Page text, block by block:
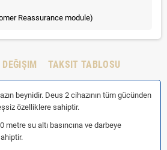
Reassurance module)
TAKSIT TABLOSU
beynidir. Deus 2 cihazının tüm gücünden
özelliklere sahiptir.
metre su altı basıncına ve darbeye